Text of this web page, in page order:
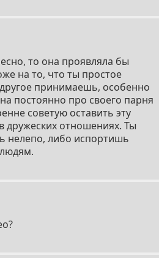
то она проявляла бы
на то, что ты простое
принимаешь, особенно
постоянно про своего парня
советую оставить эту
дружеских отношениях. Ты
нелепо, либо испортишь